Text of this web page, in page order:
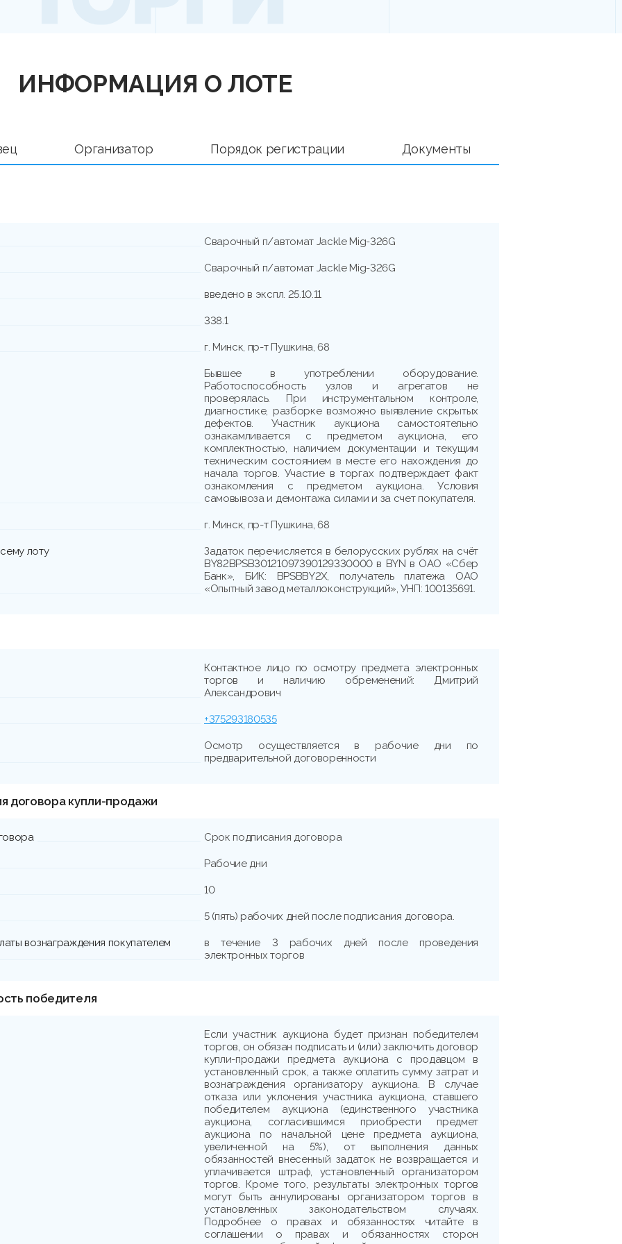
ИНФОРМАЦИЯ О ЛОТЕ
Организатор Порядок регистрации Документы
Сварочный п/автомат Jackle Mig-326G
Сварочный п/автомат Jackle Mig-326G
введено в экспл. 25.10.11
338.1
г. Минск, пр-т Пушкина, 68
Бывшее в употреблении оборудование.
Работоспособность узлов и агрегатов не
проверялась. При инструментальном контроле,
диагностике, разборке возможно выявление скрытых
дефектов. Участник аукциона самостоятельно
ознакамливается с предметом аукциона, его
комплектностью, наличием документации и текущим
техническим состоянием в месте его нахождения до
начала торгов. Участие в торгах подтверждает факт
ознакомления с предметом аукциона. Условия
самовывоза и демонтажа силами и за счет покупателя.
г. Минск, пр-т Пушкина, 68
лоту
Задаток перечисляется в белорусских рублях на счёт
BY82BPSB30121097390129330000 в BYN в ОАО «Сбер
Банк», БИК: BPSBBY2X, получатель платежа ОАО
«Опытный завод металлоконструкций», УНП: 100135691.
Контактное лицо по осмотру предмета электронных
торгов и наличию обременений: Дмитрий
Александрович
+375293180535
Осмотр осуществляется в рабочие дни по
предварительной договоренности
договора купли-продажи
Срок подписания договора
Рабочие дни
10
5 (пять) рабочих дней после подписания договора.
вознаграждения покупателем
в течение 3 рабочих дней после проведения
электронных торгов
победителя
Если участник аукциона будет признан победителем
торгов, он обязан подписать и (или) заключить договор
купли-продажи предмета аукциона с продавцом в
установленный срок, а также оплатить сумму затрат и
вознаграждения организатору аукциона. В случае
отказа или уклонения участника аукциона, ставшего
победителем аукциона (единственного участника
аукциона, согласившимся приобрести предмет
аукциона по начальной цене предмета аукциона,
увеличенной на 5%), от выполнения данных
обязанностей внесенный задаток не возвращается и
уплачивается штраф, установленный организатором
торгов. Кроме того, результаты электронных торгов
могут быть аннулированы организатором торгов в
установленных законодательством случаях.
Подробнее о правах и обязанностях читайте в
соглашении о правах и обязанностях сторон